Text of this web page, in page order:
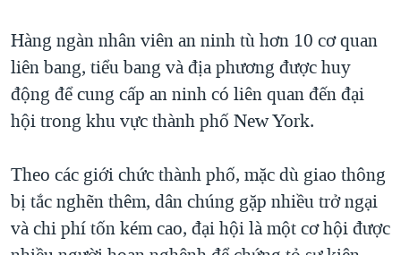
Hàng ngàn nhân viên an ninh tù hơn 10 cơ quan
liên bang, tiểu bang và địa phương được huy
động để cung cấp an ninh có liên quan đến đại
hội trong khu vực thành phố New York.
Theo các giới chức thành phố, mặc dù giao thông
bị tắc nghẽn thêm, dân chúng gặp nhiều trở ngại
và chi phí tốn kém cao, đại hội là một cơ hội được